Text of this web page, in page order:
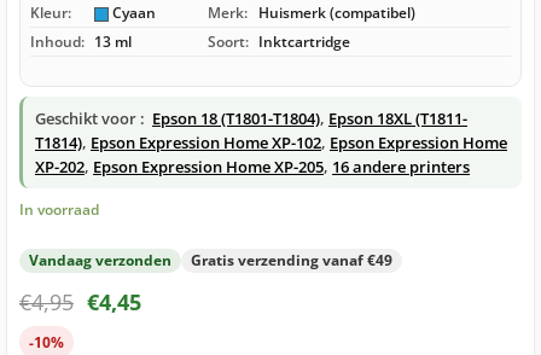
Kleur: Cyaan Merk: Huismerk (compatibel)
Inhoud: 13 ml Soort: Inktcartridge
Geschikt voor : Epson 18 (T1801-T1804), Epson 18XL (T1811-
T1814), Epson Expression Home XP-102, Epson Expression Home
XP-202, Epson Expression Home XP-205, 16 andere printers
In voorraad
Vandaag verzonden Gratis verzending vanaf €49
€4,95 €4,45
-10%